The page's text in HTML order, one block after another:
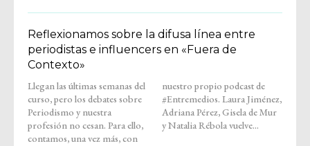
Reflexionamos sobre la difusa línea entre
periodistas e influencers en «Fuera de
Contexto»
Llegan las últimas semanas del
curso, pero los debates sobre
Periodismo y nuestra
profesión no cesan. Para ello,
contamos, una vez más, con
nuestro propio podcast de
#Entremedios. Laura Jiménez,
Adriana Pérez, Gisela de Mur
y Natalia Rébola vuelve...